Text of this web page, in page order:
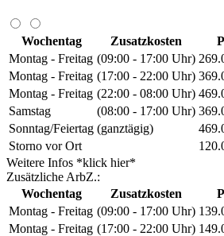
Wochentag Zusatzkosten
Montag - Freitag (09:00 - 17:00 Uhr)
Montag - Freitag (17:00 - 22:00 Uhr)
Montag - Freitag (22:00 - 08:00 Uhr)
Samstag
(08:00 - 17:00 Uhr)
Sonntag/Feiertag (ganztägig)
Storno vor Ort
Weitere Infos *klick hier*
Zusätzliche ArbZ.:
Wochentag
Zusatzkosten
Montag - Freitag (09:00 - 17:00 Uhr)
Montag - Freitag (17:00 - 22:00 Uhr)